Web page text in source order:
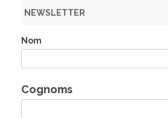
hNEWSLETTER
Nom
Cognoms